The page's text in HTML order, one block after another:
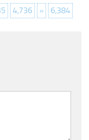
4,736 » 6,384